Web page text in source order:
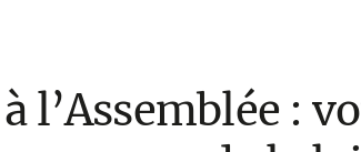
l’Assemblée :